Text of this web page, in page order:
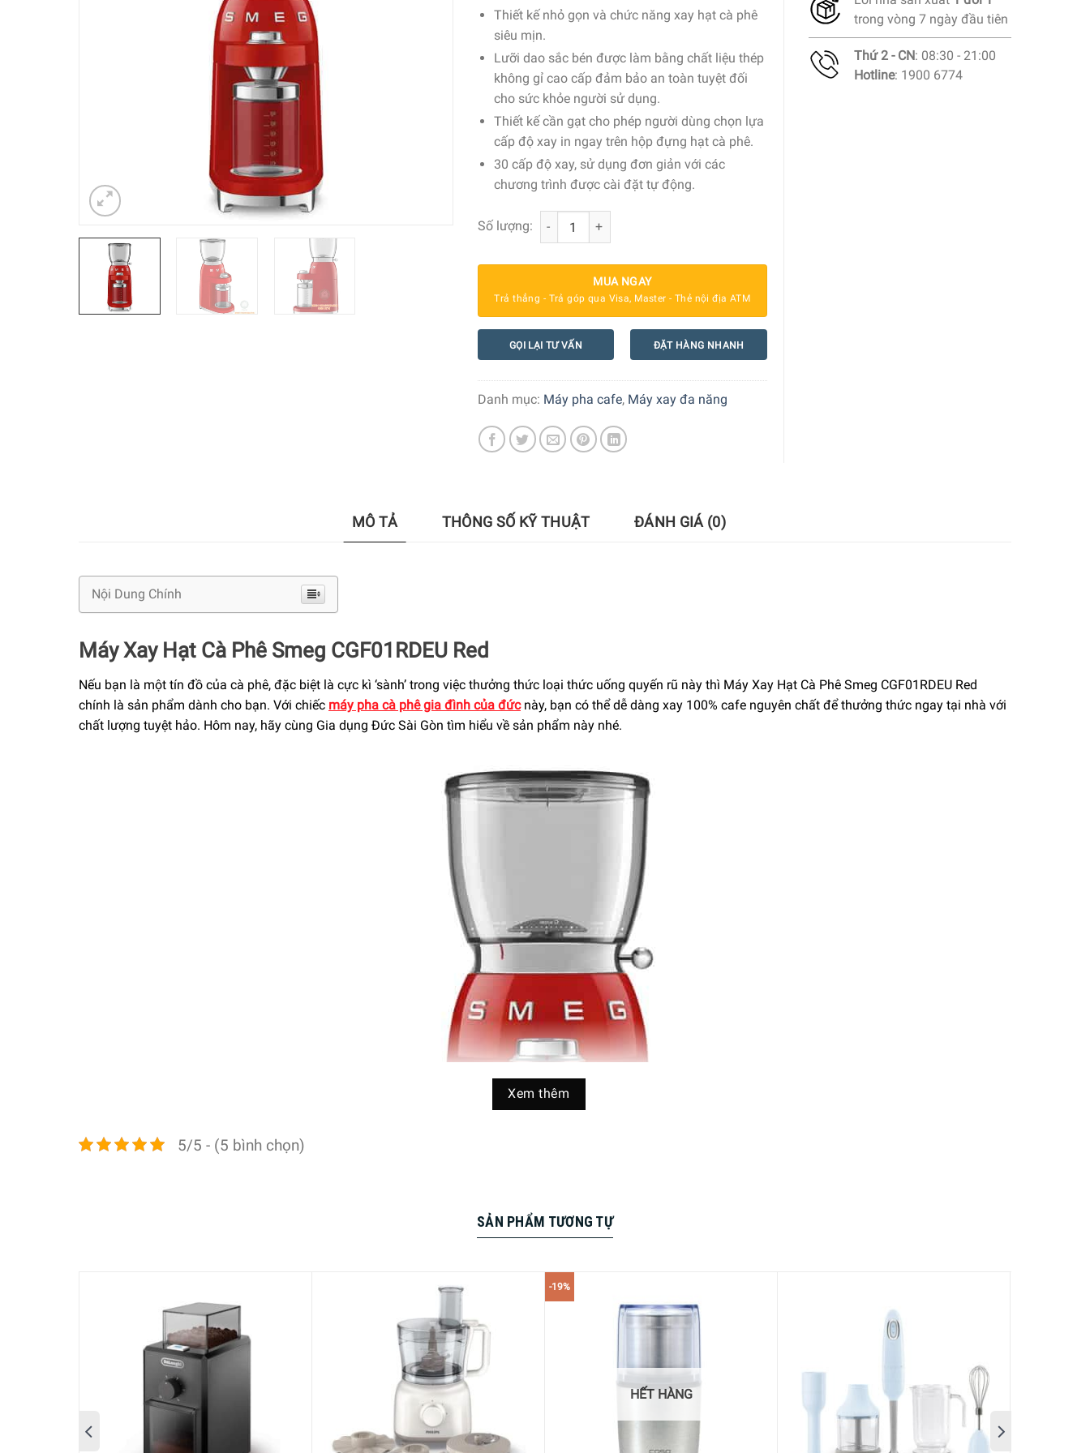
Thiết kế nhỏ gọn và chức năng xay hạt cà phê
siêu mịn.
Lưỡi dao sắc bén được làm bằng chất liệu thép
không gỉ cao cấp đảm bảo an toàn tuyệt đối
cho sức khỏe người sử dụng.
Thiết kế cần gạt cho phép người dùng chọn lựa
cấp độ xay in ngay trên hộp đựng hạt cà phê.
30 cấp độ xay, sử dụng đơn giản với các
chương trình được cài đặt tự động.
Số lượng: Máy Xay Hạt Cafe Smeg CGF01RDEU Red số lượng
MUA NGAY
Trả thẳng - Trả góp qua Visa, Master - Thẻ nội địa ATM
GỌI LẠI TƯ VẤN ĐẶT HÀNG NHANH
Danh mục: Máy pha cafe, Máy xay đa năng
trong vòng 7 ngày đầu tiên
Thứ 2 - CN: 08:30 - 21:00
Hotline: 1900 6774
MÔ TẢ THÔNG SỐ KỸ THUẬT ĐÁNH GIÁ (0)
Nội Dung Chính
Máy Xay Hạt Cà Phê Smeg CGF01RDEU Red
Nếu bạn là một tín đồ của cà phê, đặc biệt là cực kì ‘sành’ trong việc thưởng thức loại thức uống quyến rũ này thì Máy Xay Hạt Cà Phê Smeg CGF01RDEU Red
chính là sản phẩm dành cho bạn. Với chiếc máy pha cà phê gia đình của đứcnày, bạn có thể dễ dàng xay 100% cafe nguyên chất để thưởng thức ngay tại nhà với
chất lượng tuyệt hảo. Hôm nay, hãy cùng Gia dụng Đức Sài Gòn tìm hiểu về sản phẩm này nhé.
Máy Xay Hạt Cà Phê Smeg CGF01RDEU Red Đặc Biệt ?
Xem thêm
5/5 - (5 bình chọn)
SẢN PHẨM TƯƠNG TỰ
-19%
HẾT HÀNG